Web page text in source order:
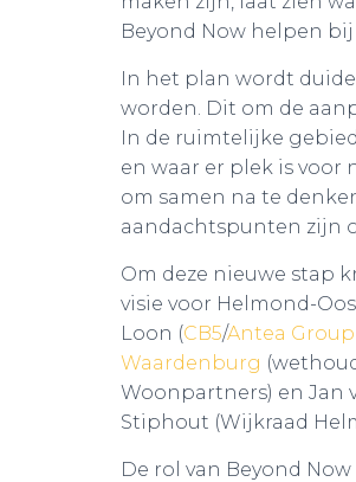
Beyond Now helpen
In het plan wordt
worden. Dit om de
In de ruimtelijke
en waar er plek is
om samen na te
aandachtspunten zijn
Om deze nieuwe stap
visie voor Helmond-
Loon (CB5/Antea
Waardenburg
Woonpartners) en Jan
Stiphout (Wijkraad
De rol van Beyond